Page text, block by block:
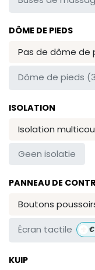
DÔME DE PIEDS
Pas de dôme de
Dôme de pieds
ISOLATION
Isolation
Geen isolatie
PANNEAU DE
Boutons
Écran tactile €
KUIP